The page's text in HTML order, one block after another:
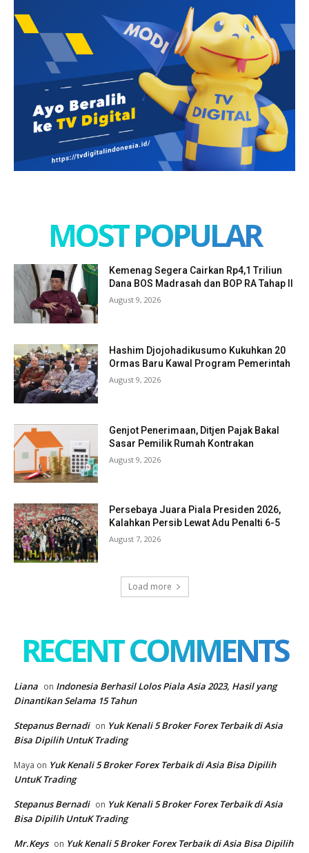
MOST POPULAR
Kemenag Segera Cairkan Rp4,1 Triliun
Dana BOS Madrasah dan BOP RA Tahap II
August 9, 2026
Hashim Djojohadikusumo Kukuhkan 20
Ormas Baru Kawal Program Pemerintah
August 9, 2026
Genjot Penerimaan, Ditjen Pajak Bakal
Sasar Pemilik Rumah Kontrakan
August 9, 2026
Persebaya Juara Piala Presiden 2026,
Kalahkan Persib Lewat Adu Penalti 6-5
August 7, 2026
Load more
RECENT COMMENTS
Liana on Indonesia Berhasil Lolos Piala Asia 2023, Hasil yang
Dinantikan Selama 15 Tahun
Stepanus Bernadi on Yuk Kenali 5 Broker Forex Terbaik di Asia
Bisa Dipilih UntuK Trading
Maya on Yuk Kenali 5 Broker Forex Terbaik di Asia Bisa Dipilih
UntuK Trading
Stepanus Bernadi on Yuk Kenali 5 Broker Forex Terbaik di Asia
Bisa Dipilih UntuK Trading
Mr.Keys on Yuk Kenali 5 Broker Forex Terbaik di Asia Bisa Dipilih